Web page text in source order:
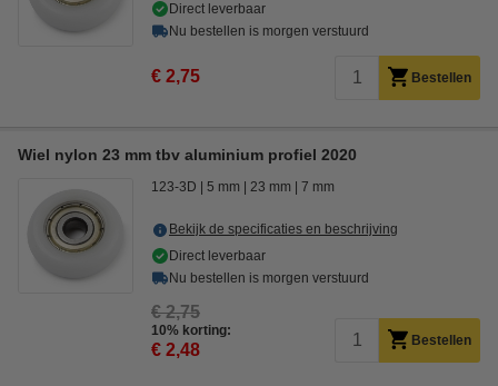
Direct leverbaar
Nu bestellen is morgen verstuurd
€ 2,75 Bestellen
Wiel nylon 23 mm tbv aluminium profiel 2020
123-3D 5 mm 23 mm 7 mm
Bekijk de specificaties en beschrijving
Direct leverbaar
Nu bestellen is morgen verstuurd
€ 2,75
10% korting:
€ 2,48 Bestellen